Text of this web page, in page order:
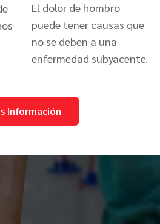
El dolor de hombro
puede tener causas que
no se deben a una
enfermedad subyacente.
Información